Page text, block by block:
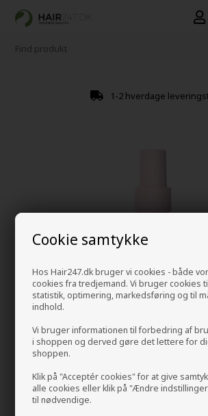
Cookie samtykke
Hos Hair247.dk bruger vi cookies - både
cookies fra tredjemand. Vi bruger cookies
statistik, optimering, markedsføring og til
indhold.
Vi bruger informationen til forbedring af
i shoppen og derved gøre det lettere for
shoppen.
Klik på "Acceptér cookies" for at give
alle cookies eller klik på "Ændre
til nødvendige.
1-2 hverdage